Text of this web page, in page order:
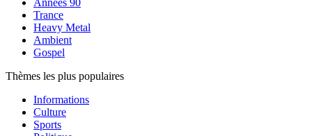
Années 90
Trance
Heavy Metal
Ambient
Gospel
Thèmes les plus populaires
Informations
Culture
Sports